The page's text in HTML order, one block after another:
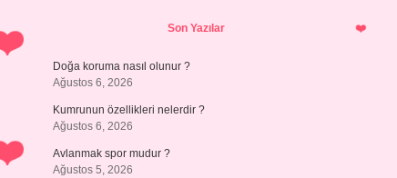
SidebarSon Yazılar
Doğa koruma nasıl olunur ?
Ağustos 6, 2026
Kumrunun özellikleri nelerdir ?
Ağustos 6, 2026
Avlanmak spor mudur ?
Ağustos 5, 2026